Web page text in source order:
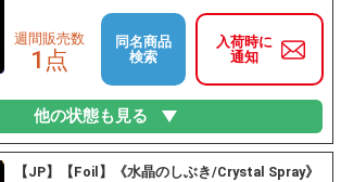
入荷時に
通知
週間販売数
1点
同名商品
検索
他の状態も見る
【JP】【Foil】《水晶のしぶき/Crystal Spray》